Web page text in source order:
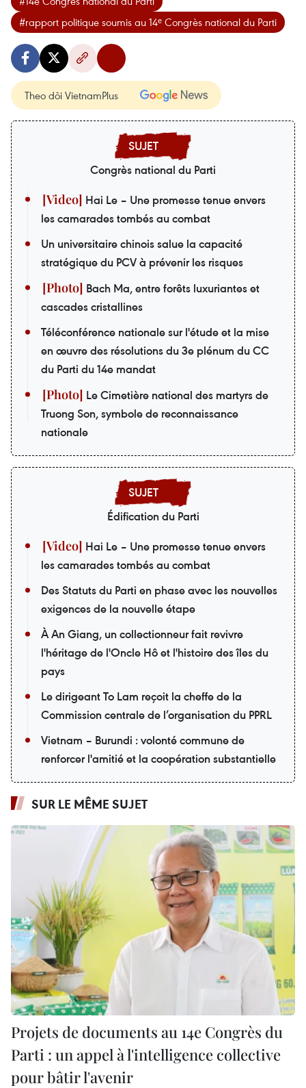
#rapport politique soumis au 14ᵉ Congrès national du Parti
Theo dõi VietnamPlus
Congrès national du Parti
Hai Le – Une promesse tenue envers
les camarades tombés au combat
Un universitaire chinois salue la capacité
stratégique du PCV à prévenir les risques
Bach Ma, entre forêts luxuriantes et
cascades cristallines
Téléconférence nationale sur l'étude et la mise
en œuvre des résolutions du 3e plénum du CC
du Parti du 14e mandat
Le Cimetière national des martyrs de
Truong Son, symbole de reconnaissance
nationale
Édification du Parti
Hai Le – Une promesse tenue envers
les camarades tombés au combat
Des Statuts du Parti en phase avec les nouvelles
exigences de la nouvelle étape
À An Giang, un collectionneur fait revivre
l'héritage de l'Oncle Hô et l'histoire des îles du
pays
Le dirigeant To Lam reçoit la cheffe de la
Commission centrale de l’organisation du PPRL
Vietnam – Burundi : volonté commune de
renforcer l'amitié et la coopération substantielle
SUR LE MÊME SUJET
Projets de documents au 14e Congrès du
Parti : un appel à l'intelligence collective
pour bâtir l'avenir